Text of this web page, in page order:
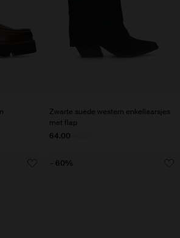
Zwarte suède western enkellaarsjes
met flap
64.00
- 60%